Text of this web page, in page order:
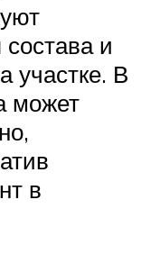
и
участке. В
может
в